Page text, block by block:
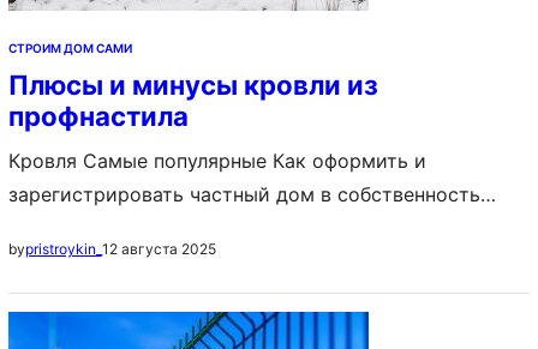
СТРОИМ ДОМ САМИ
Плюсы и минусы кровли из
профнастила
Кровля Самые популярные Как оформить и
зарегистрировать частный дом в собственность
построить своими руками, пошаговая инструкция
Идеи планировки частных домов: схема
расположения комнат, примеры, фото Содержание: 1.
bypristroykin_ 12 августа 2025